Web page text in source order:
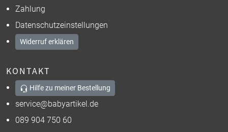
Zahlung
Datenschutzeinstellungen
Widerruf erklären
KONTAKT
Hilfe zu meiner Bestellung
service@babyartikel.de
089 904 750 60